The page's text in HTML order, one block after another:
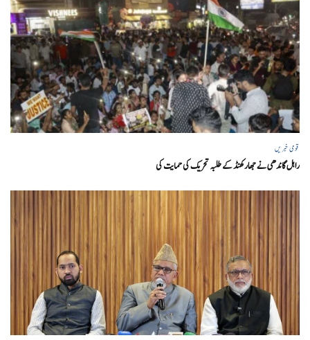
قومی خبریں
راہل گاندھی نے جھارکھنڈ کے طلبہ تحریک کی حمایت کی